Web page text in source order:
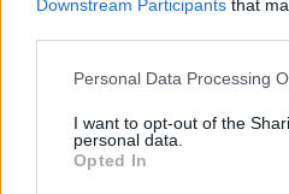
Downstream Participants that
Personal Data Processing
I want to opt-out of the
personal data.
Opted In